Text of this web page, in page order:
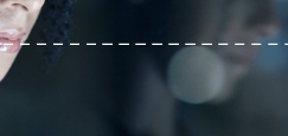
덧글남기기